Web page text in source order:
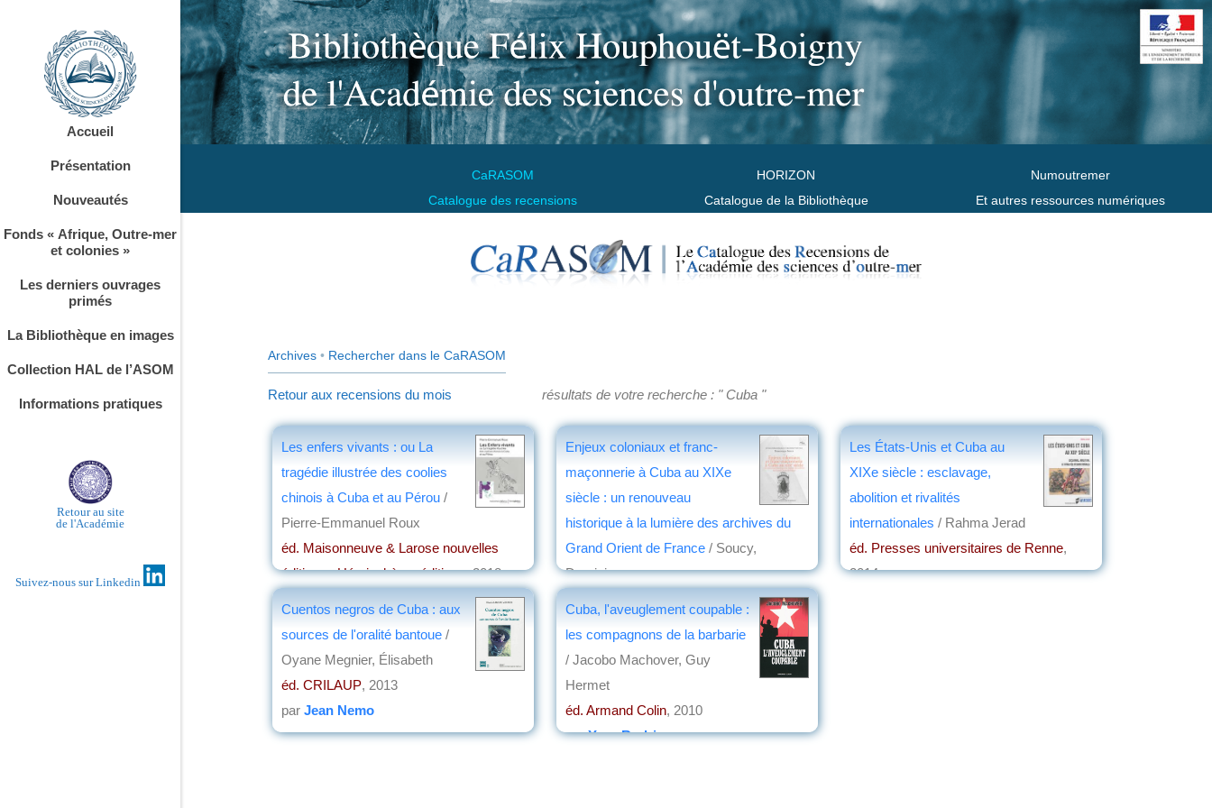
CaRASOM
Catalogue des recensions
HORIZON
Catalogue de la Bibliothèque
Numoutremer
Et autres ressources numériques
Accueil
Présentation
Nouveautés
Fonds « Afrique, Outre-mer
et colonies »
Les derniers ouvrages
primés
La Bibliothèque en images
Collection HAL de l’ASOM
Informations pratiques
Retour au site
de l'Académie
Suivez-nous sur Linkedin
Archives • Rechercher dans le CaRASOM
Retour aux recensions du mois résultats de votre recherche : " Cuba "
Les enfers vivants : ou La
tragédie illustrée des coolies
chinois à Cuba et au Pérou /
Pierre-Emmanuel Roux
éd. Maisonneuve & Larose nouvelles
éditions , Hémisphères éditions, 2018
Enjeux coloniaux et franc-
maçonnerie à Cuba au XIXe
siècle : un renouveau
historique à la lumière des archives du
Grand Orient de France / Soucy,
Dominique
éd. Presses universitaires de Bordeaux,
Les États-Unis et Cuba au
XIXe siècle : esclavage,
abolition et rivalités
internationales / Rahma Jerad
éd. Presses universitaires de Renne,
2014
Cuentos negros de Cuba : aux
sources de l'oralité bantoue /
Oyane Megnier, Élisabeth
éd. CRILAUP, 2013
par Jean Nemo
Cuba, l'aveuglement coupable :
les compagnons de la barbarie
/ Jacobo Machover, Guy
Hermet
éd. Armand Colin, 2010
parYves Rodrigue